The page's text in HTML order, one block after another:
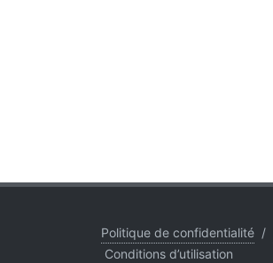
Politique de confidentialité /
Conditions d’utilisation